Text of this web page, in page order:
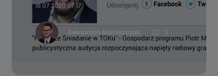
16.07.2020 07:17
Sebastian Matyszczak 3